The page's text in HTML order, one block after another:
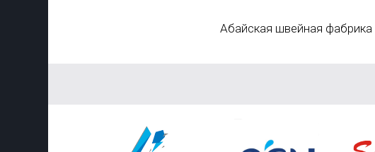
Абайская швейная фабрика